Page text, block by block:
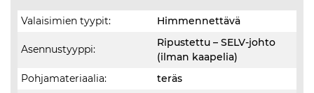
Valaisimien tyypit: Himmennettävä
Asennustyyppi:
Ripustettu – SELV-johto
(ilman kaapelia)
Pohjamateriaalia:
teräs